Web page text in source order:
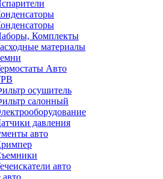
Комплекты
материалы
Авто
осушитель
салонный
давления
авто
авто